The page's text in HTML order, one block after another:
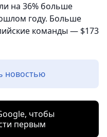
на 36% больше
году. Больше
команды — $173
новостью
чтобы
первым